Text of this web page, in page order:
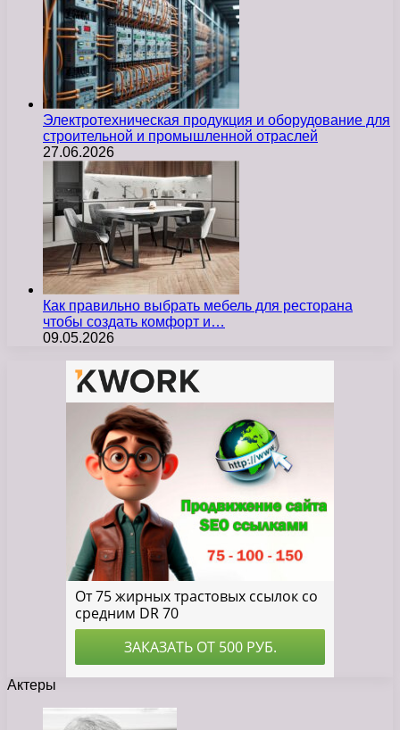
Электротехническая продукция и оборудование для
строительной и промышленной отраслей
27.06.2026
Как правильно выбрать мебель для ресторана
чтобы создать комфорт и…
09.05.2026
Актеры